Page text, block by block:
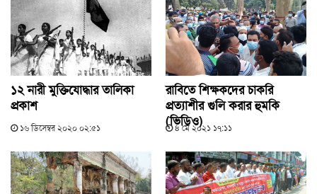
১২ নারী মুক্তিযোদ্ধার তালিকা
প্রকাশ
১৬ ডিসেম্বর ২০২০ ০২:৫১
রাবিতে শিক্ষকদের চাকরি
প্রত্যাশীর গুলি করার হুমকি
(ভিডিও)
৪ মে ২০২১ ১৭:১১